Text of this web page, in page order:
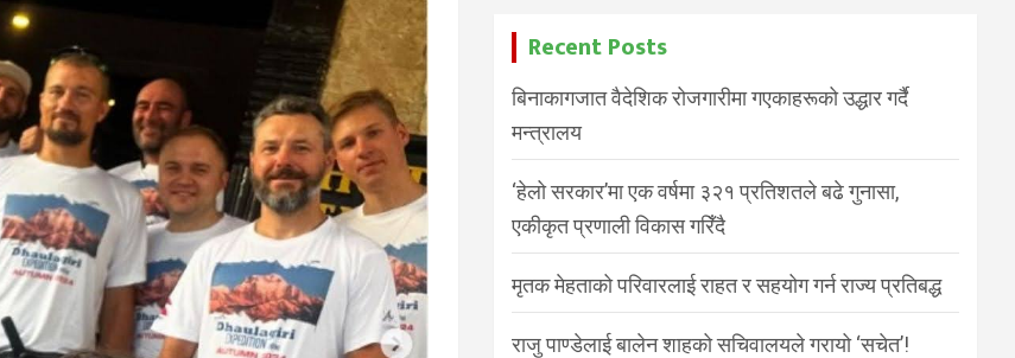
Recent Posts
बिनाकागजात वैदेशिक रोजगारीमा गएकाहरूको उद्धार गर्दै
मन्त्रालय
‘हेलो सरकार’मा एक वर्षमा ३२१ प्रतिशतले बढे गुनासा,
एकीकृत प्रणाली विकास गरिँदै
मृतक मेहताको परिवारलाई राहत र सहयोग गर्न राज्य प्रतिबद्ध
राजु पाण्डेलाई बालेन शाहको सचिवालयले गरायो ‘सचेत’!